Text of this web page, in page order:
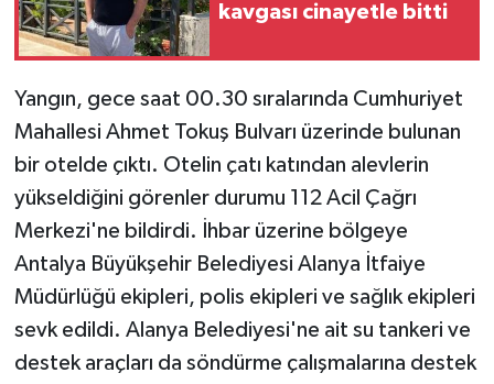
kavgası cinayetle bitti
Yangın, gece saat 00.30 sıralarında Cumhuriyet
Mahallesi Ahmet Tokuş Bulvarı üzerinde bulunan
bir otelde çıktı. Otelin çatı katından alevlerin
yükseldiğini görenler durumu 112 Acil Çağrı
Merkezi'ne bildirdi. İhbar üzerine bölgeye
Antalya Büyükşehir Belediyesi Alanya İtfaiye
Müdürlüğü ekipleri, polis ekipleri ve sağlık ekipleri
sevk edildi. Alanya Belediyesi'ne ait su tankeri ve
destek araçları da söndürme çalışmalarına destek